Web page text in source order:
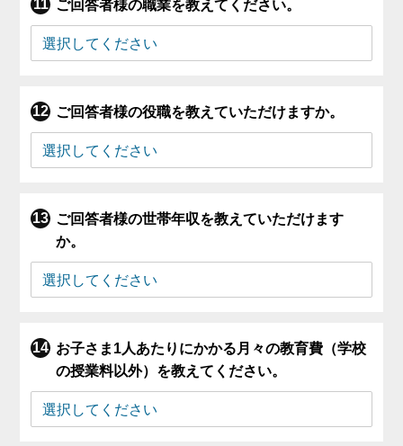
ご回答者様の職業を教えてください。
ご回答者様の役職を教えていただけますか。
ご回答者様の世帯年収を教えていただけます
か。
お子さま1人あたりにかかる月々の教育費（学校
の授業料以外）を教えてください。